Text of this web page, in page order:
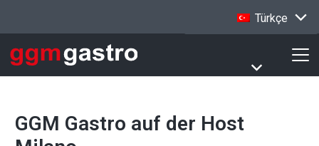
Türkçe
GGM Gastro auf der Host